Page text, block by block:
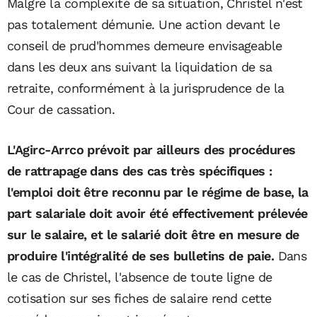
pas totalement démunie. Une action devant le
conseil de prud'hommes demeure envisageable
dans les deux ans suivant la liquidation de sa
retraite, conformément à la jurisprudence de la
Cour de cassation.
L'Agirc-Arrco prévoit par ailleurs des procédures
de rattrapage dans des cas très spécifiques :
l'emploi doit être reconnu par le régime de base, la
part salariale doit avoir été effectivement prélevée
sur le salaire, et le salarié doit être en mesure de
produire l'intégralité de ses bulletins de paie. Dans
le cas de Christel, l'absence de toute ligne de
cotisation sur ses fiches de salaire rend cette